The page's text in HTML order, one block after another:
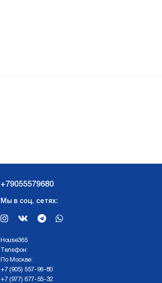
+79055579680
Мы в соц. сетях:
Нouse365
Телефон:
По Москве:
+7 (905) 557-96-80
+7 (977) 677-55-32